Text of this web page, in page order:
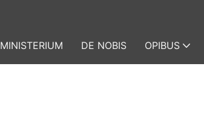
MINISTERIUM DE NOBIS OPIBUS